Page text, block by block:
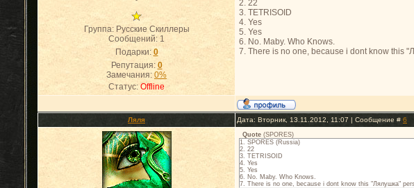
Группа: Русские Скиллеры
Сообщений: 1
Подарки: 0
Репутация: 0
Замечания: 0%
Статус: Offline
2. 22
3. TETRISOID
4. Yes
5. Yes
6. No. Maby. Who Knows.
7. There is no one, because i dont know this
Ляля Дата: Вторник, 13.11.2012, 11:07 | Сообщение # 6
Quote (SPORES)
1. SPORES (Russia)
2. 22
3. TETRISOID
4. Yes
5. Yes
6. No. Maby. Who Knows.
7. There is no one, because i dont know this "Лялушка"